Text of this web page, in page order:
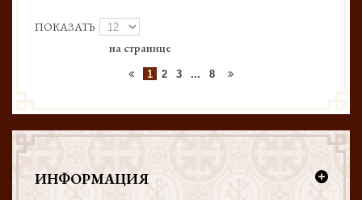
ПОКАЗАТЬ
на странице
1 2 3 ... 8
ИНФОРМАЦИЯ